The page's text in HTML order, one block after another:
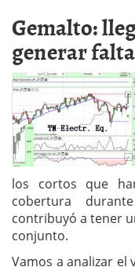
Gemalto:
generar
los cortos que
cobertura
contribuyó a tener
conjunto.
Vamos a analizar el